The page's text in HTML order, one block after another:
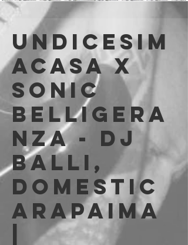
Undicesim
acasa x
Sonic
Belligera
nza - Dj
Balli,
Domestic
Arapaima